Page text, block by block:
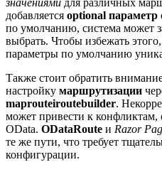
значениями для различных
добавляется optional параметр
по умолчанию, система может
выбрать. Чтобы избежать
параметры по умолчанию
Также стоит обратить
настройку маршрутизации
maprouteiroutebuilder.
может привести к конфликтам,
OData. ODataRoute и Razor
те же пути, что требует
конфигурации.